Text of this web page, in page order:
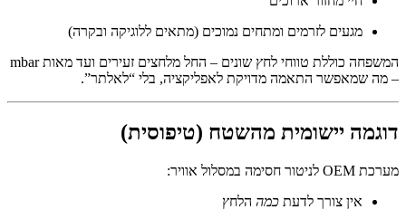
מגעים לזרמים ומתחים נמוכים (מתאים ללוגיקה ובקרה)
המשפחה כוללת טווחי לחץ שונים – החל מלחצים זעירים ועד מאות mbar
– מה שמאפשר התאמה מדויקת לאפליקציה, בלי “לאלתר”.
דוגמה יישומית מהשטח (טיפוסית)
מערכת OEM לניטור חסימה במסלול אוויר:
אין צורך לדעת כמה הלחץ